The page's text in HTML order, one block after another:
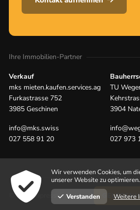
Ihre Immobilien-Partner
Verkauf
mks mieten.kaufen.services.ag
Furkastrasse 752
3985 Geschinen
info@mks.swiss
027 558 91 20
TU
3904
027 973
© 2026 Impressum Datenschutz
Wir verwenden Cookies, um
unserer Website zu optimieren.
Verstanden
Weitere